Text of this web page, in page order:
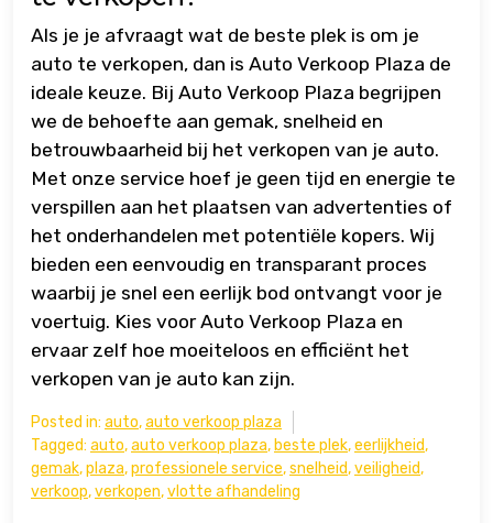
Als je je afvraagt wat de beste plek is om je
auto te verkopen, dan is Auto Verkoop Plaza de
ideale keuze. Bij Auto Verkoop Plaza begrijpen
we de behoefte aan gemak, snelheid en
betrouwbaarheid bij het verkopen van je auto.
Met onze service hoef je geen tijd en energie te
verspillen aan het plaatsen van advertenties of
het onderhandelen met potentiële kopers. Wij
bieden een eenvoudig en transparant proces
waarbij je snel een eerlijk bod ontvangt voor je
voertuig. Kies voor Auto Verkoop Plaza en
ervaar zelf hoe moeiteloos en efficiënt het
verkopen van je auto kan zijn.
Posted in: auto,auto verkoop plaza
Tagged: auto,auto verkoop plaza, beste plek,eerlijkheid,
gemak,plaza,professionele service,snelheid,veiligheid,
verkoop,verkopen,vlotte afhandeling